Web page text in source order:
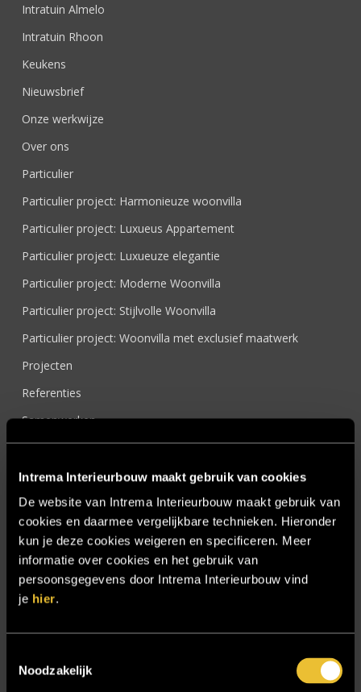
Intrema Interieurbouw maakt gebruik van cookies
De website van Intrema Interieurbouw maakt gebruik van
cookies en daarmee vergelijkbare technieken. Hieronder
kun je deze cookies weigeren en specificeren. Meer
informatie over cookies en het gebruik van
persoonsgegevens door Intrema Interieurbouw vind
je hier.
Noodzakelijk
Intratuin Almelo
Intratuin Rhoon
Keukens
Nieuwsbrief
Onze werkwijze
Over ons
Particulier
Particulier project: Harmonieuze woonvilla
Particulier project: Luxueus Appartement
Particulier project: Luxueuze elegantie
Particulier project: Moderne Woonvilla
Particulier project: Stijlvolle Woonvilla
Particulier project: Woonvilla met exclusief maatwerk
Projecten
Referenties
Samenwerken
Sensire
Showroom
SIDN
Trebbe MiddenWest
TV lift
Twentsch Hooratelier
Vacatures
Zakelijk